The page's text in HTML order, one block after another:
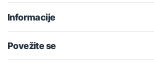
Informacije
Povežite se